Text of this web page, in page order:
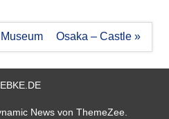
Osaka – Castle »
News von ThemeZee.